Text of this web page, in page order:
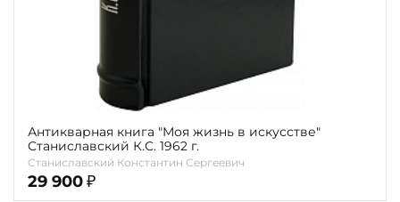
Антикварная книга "Моя жизнь в искусстве"
Станиславский К.С. 1962 г.
Станиславский Константин Сергеевич
29 900 ₽